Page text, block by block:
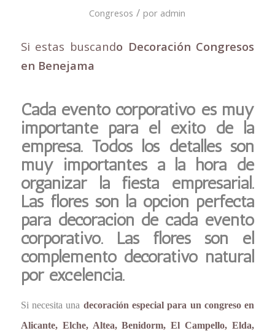
Congresos / por admin
Si estas buscando Decoración Congresos
en Benejama
Cada evento corporativo es muy
importante para el éxito de la
empresa. Todos los detalles son
muy importantes a la hora de
organizar la fiesta empresarial.
Las flores son la opción perfecta
para decoración de cada evento
corporativo. Las flores son el
complemento decorativo natural
por excelencia.
Si necesita una decoración especial para un congreso en
Alicante, Elche, Altea, Benidorm, El Campello, Elda,